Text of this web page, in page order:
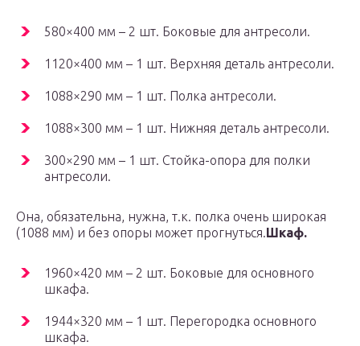
580×400 мм – 2 шт. Боковые для антресоли.
1120×400 мм – 1 шт. Верхняя деталь антресоли.
1088×290 мм – 1 шт. Полка антресоли.
1088×300 мм – 1 шт. Нижняя деталь антресоли.
300×290 мм – 1 шт. Стойка-опора для полки
антресоли.
Она, обязательна, нужна, т.к. полка очень широкая
(1088 мм) и без опоры может прогнуться.Шкаф.
1960×420 мм – 2 шт. Боковые для основного
шкафа.
1944×320 мм – 1 шт. Перегородка основного
шкафа.